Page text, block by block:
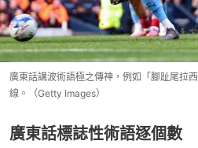
廣東話講波術語極之傳神，例如「腳趾尾拉
線。（Getty Images）
廣東話標誌性術語逐個數